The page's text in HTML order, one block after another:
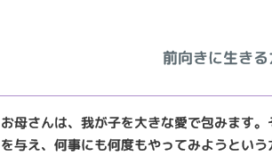
前向きに生きる
お母さんは、我が子を大きな愛で包みます
を与え、何事にも何度もやってみようとい